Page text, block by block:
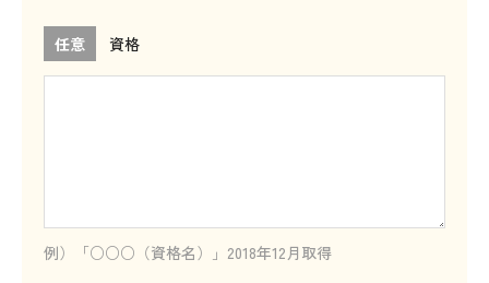
資格
任意
例）「○○○（資格名）」2018年12月取得